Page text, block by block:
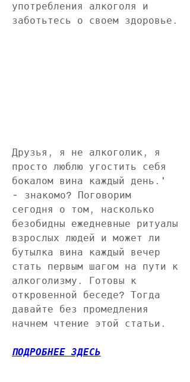
употребления алкоголя и
заботьтесь о своем здоровье.
Друзья, я не алкоголик, я
просто люблю угостить себя
бокалом вина каждый день.'
- знакомо? Поговорим
сегодня о том, насколько
безобидны ежедневные ритуалы
взрослых людей и может ли
бутылка вина каждый вечер
стать первым шагом на пути к
алкоголизму. Готовы к
откровенной беседе? Тогда
давайте без промедления
начнем чтение этой статьи.
ПОДРОБНЕЕ ЗДЕСЬ